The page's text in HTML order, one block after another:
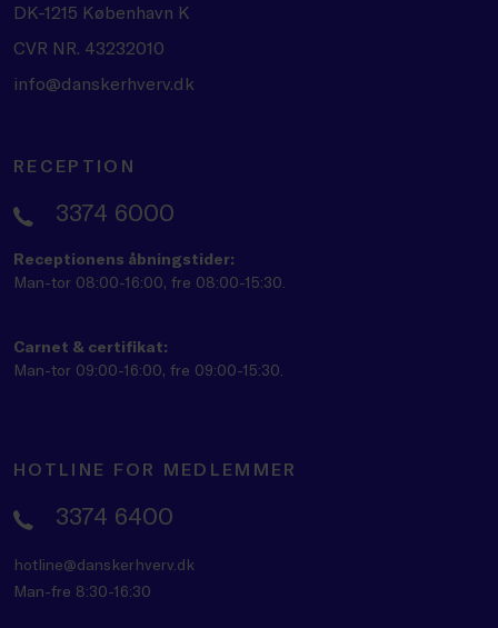
DK-1215 København K
CVR NR. 43232010
info@danskerhverv.dk
RECEPTION
3374 6000
Receptionens åbningstider:
Man-tor 08:00-16:00, fre 08:00-15:30.
Carnet & certifikat:
Man-tor 09:00-16:00, fre 09:00-15:30.
HOTLINE FOR MEDLEMMER
3374 6400
hotline@danskerhverv.dk
Man-fre 8:30-16:30